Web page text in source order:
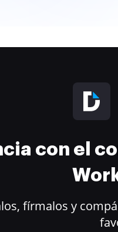
con el
fírmalos y